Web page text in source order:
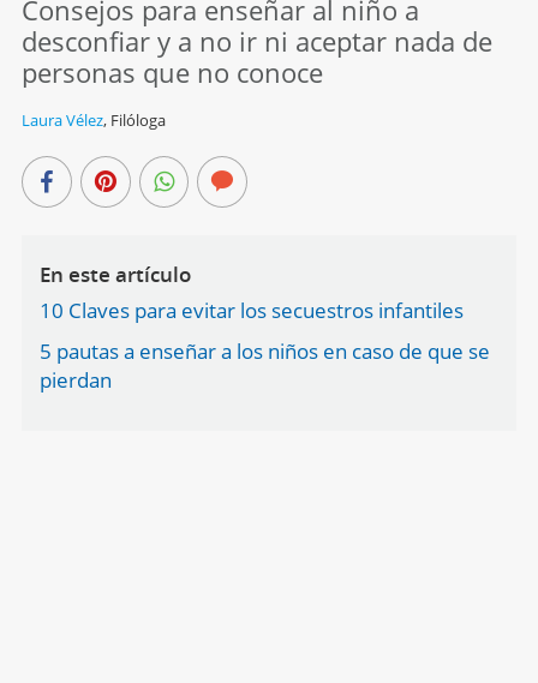
Consejos para enseñar al niño a
desconfiar y a no ir ni aceptar nada de
personas que no conoce
Laura Vélez, Filóloga
En este artículo
10 Claves para evitar los secuestros infantiles
5 pautas a enseñar a los niños en caso de que se
pierdan